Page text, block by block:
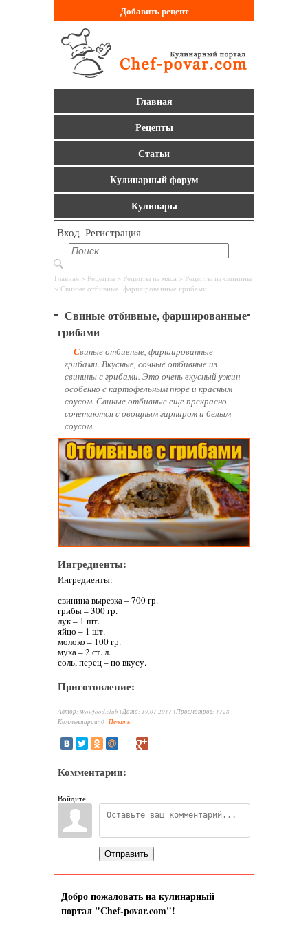
Добавитьрецепт
Главная
Рецепты
Статьи
Кулинарный форум
Кулинары
Вход Регистрация
Главная > Рецепты > Рецепты из мяса > Рецепты из свинины
> Свиные отбивные, фаршированные грибами
Свиные отбивные, фаршированные
грибами
Свиные отбивные, фаршированные
грибами. Вкусные, сочные отбивные из
свинины с грибами. Это очень вкусный ужин
особенно с картофельным пюре и красным
соусом. Свиные отбивные еще прекрасно
сочетаются с овощным гарниром и белым
соусом.
Ингредиенты:
Ингредиенты:
свинина вырезка – 700 гр.
грибы – 300 гр.
лук – 1 шт.
яйцо – 1 шт.
молоко – 100 гр.
мука – 2 ст. л.
соль, перец – по вкусу.
Приготовление:
Автор: Wowfood.club | Дата: 19.01.2017 | Просмотров: 1728 |
Комментарии: 0 |Печать
Комментарии:
Войдите:
Отправить
Добро пожаловать на кулинарный
портал "Chef-povar.com"!